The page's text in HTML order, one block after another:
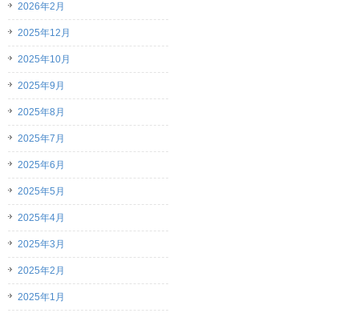
2026年2月
2025年12月
2025年10月
2025年9月
2025年8月
2025年7月
2025年6月
2025年5月
2025年4月
2025年3月
2025年2月
2025年1月